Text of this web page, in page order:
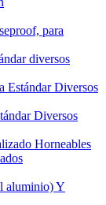
para
diversos
Estándar Diversos
Diversos
Horneables
aluminio) Y